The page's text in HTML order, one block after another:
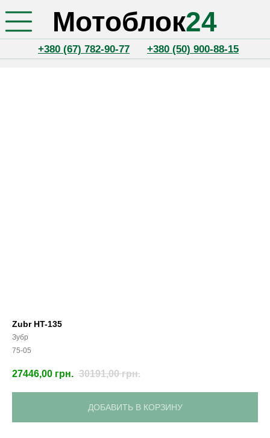
Мотоблок24
Zubr HT-135
Зубр
75-05
27446,00 грн. 30191,00 грн.
ДОБАВИТЬ В КОРЗИНУ